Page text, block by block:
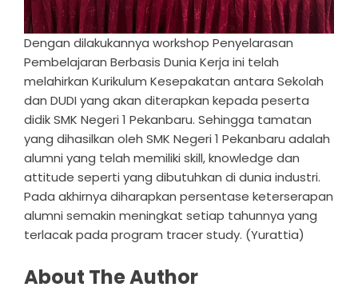
Dengan dilakukannya workshop Penyelarasan
Pembelajaran Berbasis Dunia Kerja ini telah
melahirkan Kurikulum Kesepakatan antara Sekolah
dan DUDI yang akan diterapkan kepada peserta
didik SMK Negeri 1 Pekanbaru. Sehingga tamatan
yang dihasilkan oleh SMK Negeri 1 Pekanbaru adalah
alumni yang telah memiliki skill, knowledge dan
attitude seperti yang dibutuhkan di dunia industri.
Pada akhirnya diharapkan persentase keterserapan
alumni semakin meningkat setiap tahunnya yang
terlacak pada program tracer study. (Yurattia)
About The Author